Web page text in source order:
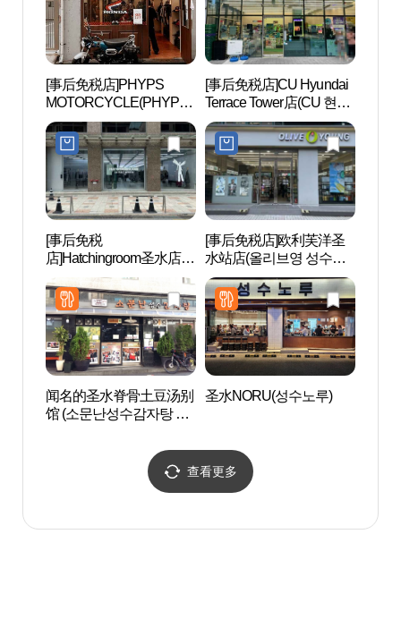
[事后免税店]PHYPS
MOTORCYCLE(PHYPS
MOTORCYCLE)
[事后免税店]CU Hyundai
Terrace Tower店(CU 현대
테라스타워점)
[事后免税
店]Hatchingroom圣水店
(해칭룸 성수)
[事后免税店]欧利芙洋圣
水站店(올리브영 성수역
점)
闻名的圣水脊骨土豆汤别
馆 (소문난성수감자탕 별
圣水NORU(성수노루)
查看更多